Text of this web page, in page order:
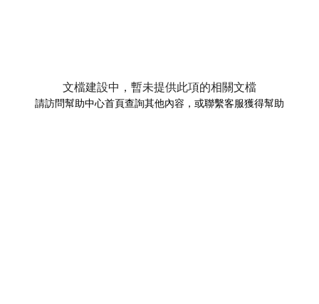
文檔建設中，暫未提供此項的相關文檔
請訪問幫助中心首頁查詢其他內容，或聯繫客服獲得幫助